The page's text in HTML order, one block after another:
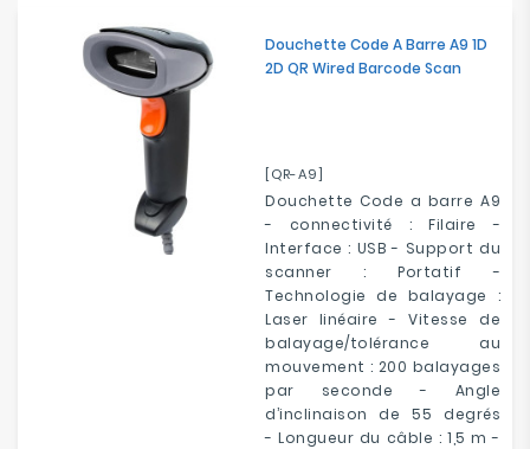
Douchette Code A Barre A9 1D
2D QR Wired Barcode Scan
[QR-A9]
Douchette Code a barre A9
- connectivité : Filaire -
Interface : USB - Support du
scanner : Portatif -
Technologie de balayage :
Laser linéaire - Vitesse de
balayage/tolérance au
mouvement : 200 balayages
par seconde - Angle
d’inclinaison de 55 degrés
- Longueur du câble : 1,5 m -